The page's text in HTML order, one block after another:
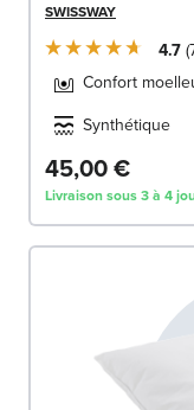
SWISSWAY
4.7
Confort
Synthétique
45,00 €
Livraison sous 3 à 4